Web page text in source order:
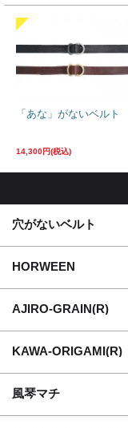
「あな」がないベルト
14,300円(税込)
穴がないベルト
HORWEEN
AJIRO-GRAIN(R)
KAWA-ORIGAMI(R)
風琴マチ